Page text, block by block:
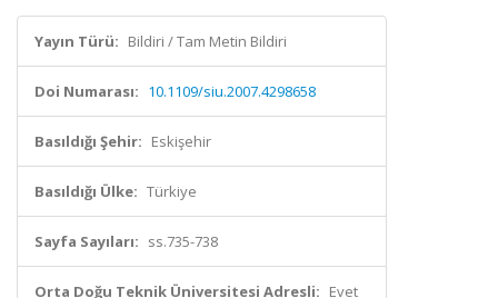
Yayın Türü: Bildiri / Tam Metin Bildiri
Doi Numarası: 10.1109/siu.2007.4298658
Basıldığı Şehir: Eskişehir
Basıldığı Ülke: Türkiye
Sayfa Sayıları: ss.735-738
Orta Doğu Teknik Üniversitesi Adresli: Evet